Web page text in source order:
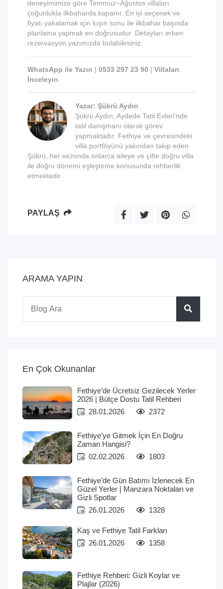
deneyimimize göre Temmuz–Ağustos villaları
çoğunlukla ilkbaharda kapanır. En iyi seçenek ve
fiyatı yakalamak için kışın sonu ile ilkbahar başında
planlama yapmak en doğrusudur. Detayları erken
rezervasyon yazımızda bulabilirsiniz.
WhatsApp ile Yazın | 0533 297 23 90 | Villaları
İnceleyin
Yazar: Şükrü Aydın
Şükrü Aydın, Aydede Tatil Evleri'nde
tatil danışmanı olarak görev
yapmaktadır. Fethiye ve çevresindeki
villa portföyünü yakından takip eden
Şükrü, her sezonda onlarca aileye ve çifte doğru villa
ile doğru dönemi eşleştirme konusunda rehberlik
etmektedir.
PAYLAŞ
ARAMA YAPIN
En Çok Okunanlar
Fethiye’de Ücretsiz Gezilecek Yerler
2026 | Bütçe Dostu Tatil Rehberi
28.01.2026
2372
Fethiye’ye Gitmek İçin En Doğru
Zaman Hangisi?
02.02.2026
1803
Fethiye’de Gün Batımı İzlenecek En
Güzel Yerler | Manzara Noktaları ve
Gizli Spotlar
26.01.2026
1328
Kaş ve Fethiye Tatil Farkları
26.01.2026
1358
Fethiye Rehberi: Gizli Koylar ve
Plajlar (2026)